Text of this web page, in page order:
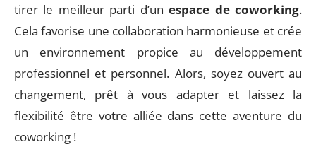
tirer le meilleur parti d’unespace de coworking.
Cela favorise une collaboration harmonieuse et crée
un environnement propice au développement
professionnel et personnel. Alors, soyez ouvert au
changement, prêt à vous adapter et laissez la
flexibilité être votre alliée dans cette aventure du
coworking !